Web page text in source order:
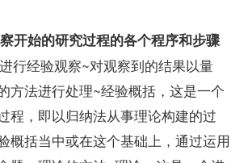
开始的研究过程的各个程序和步骤
行经验观察~对观察到的结果以量
方法进行处理~经验概括，这是一个
程，即以归纳法从事理论构建的过
概括当中或在这个基础上，通过运用